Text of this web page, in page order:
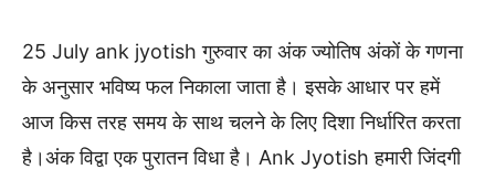
25 July ank jyotish गुरुवार का अंक ज्योतिष अंकों के गणना
के अनुसार भविष्य फल निकाला जाता है। इसके आधार पर हमें
आज किस तरह समय के साथ चलने के लिए दिशा निर्धारित करता
है।अंक विद्वा एक पुरातन विधा है। Ank Jyotish हमारी जिंदगी